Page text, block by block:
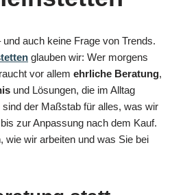
auch keine Frage von Trends.
glauben wir: Wer morgens
vor allem ehrliche Beratung,
und Lösungen, die im Alltag
der Maßstab für alles, was wir
zur Anpassung nach dem Kauf.
wie wir arbeiten und was Sie bei